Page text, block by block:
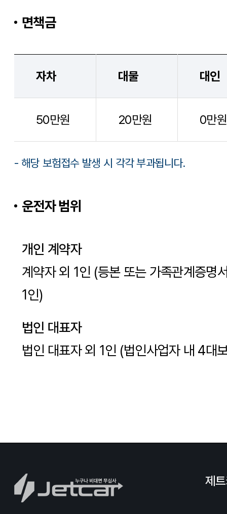
자차
50만원 20만원 0만원
- 해당 보험접수 발생 시 각각 부과됩니다.
운전자 범위
개인 계약자
1인)
법인 대표자
법인 대표자 외 1인 (법인사업자 내 4대
개인정보처리방침 이용약관